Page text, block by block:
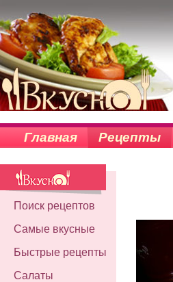
Главная Рецепты
Поиск рецептов
Самые вкусные
Быстрые рецепты
Салаты